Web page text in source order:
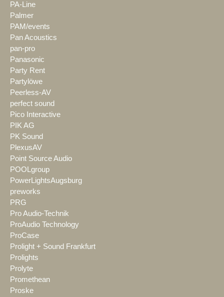
PA-Line
Palmer
PAM/events
Pan Acoustics
pan-pro
Panasonic
Party Rent
Partylöwe
Peerless-AV
perfect sound
Pico Interactive
PIK AG
PK Sound
PlexusAV
Point Source Audio
POOLgroup
PowerLightsAugsburg
preworks
PRG
Pro Audio-Technik
ProAudio Technology
ProCase
Prolight + Sound Frankfurt
Prolights
Prolyte
Promethean
Proske